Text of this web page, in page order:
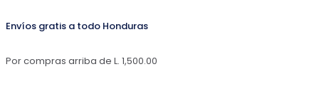
Envíos gratis a todo Honduras
Por compras arriba de L. 1,500.00